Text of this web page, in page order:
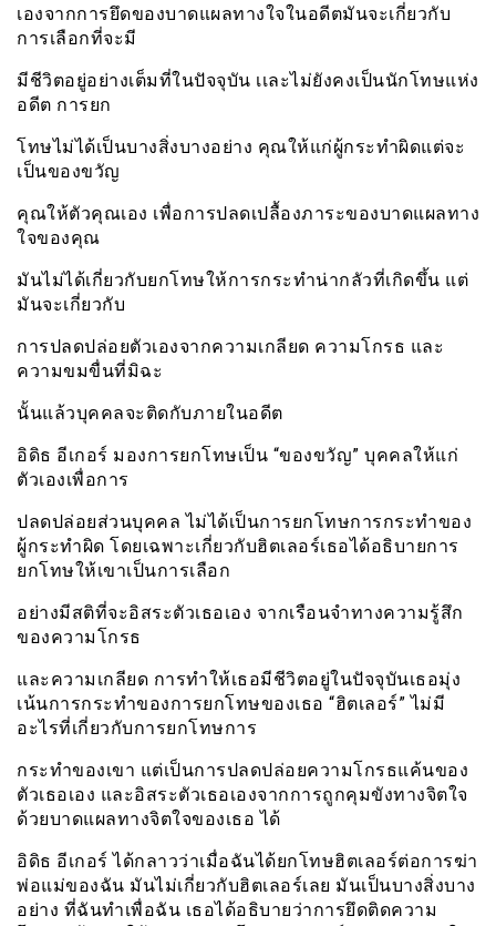
เองจากการยึดของบาดแผลทางใจในอดีตมันจะเกี่ยวกับ
การเลือกที่จะมี
มีชีวิตอยู่อย่างเต็มที่ในปัจจุบัน เเละไม่ยังคงเป็นนักโทษแห่ง
อดีต การยก
โทษไม่ได้เป็นบางสิ่งบางอย่าง คุณให้แก่ผู้กระทำผิดแต่จะ
เป็นของขวัญ
คุณให้ตัวคุณเอง เพื่อการปลดเปลื้องภาระของบาดแผลทาง
ใจของคุณ
มันไม่ได้เกี่ยวกับยกโทษให้การกระทำน่ากลัวที่เกิดขึ้น แต่
มันจะเกี่ยวกับ
การปลดปล่อยตัวเองจากความเกลียด ความโกรธ และ
ความขมขื่นที่มิฉะ
นั้นแล้วบุคคลจะติดกับภายในอดีต
อิดิธ อีเกอร์ มองการยกโทษเป็น “ของขวัญ” บุคคลให้แก่
ตัวเองเพื่อการ
ปลดปล่อยส่วนบุคคล ไม่ได้เป็นการยกโทษการกระทำของ
ผู้กระทำผิด โดยเฉพาะเกี่ยวกับฮิตเลอร์เธอได้อธิบายการ
ยกโทษให้เขาเป็นการเลือก
อย่างมีสติที่จะอิสระตัวเธอเอง จากเรือนจำทางความรู้สึก
ของความโกรธ
และความเกลียด การทำให้เธอมีชีวิตอยู่ในปัจจุบันเธอมุ่ง
เน้นการกระทำของการยกโทษของเธอ “ฮิตเลอร์” ไม่มี
อะไรที่เกี่ยวกับการยกโทษการ
กระทำของเขา แต่เป็นการปลดปล่อยความโกรธแค้นของ
ตัวเธอเอง และอิสระตัวเธอเองจากการถูกคุมขังทางจิตใจ
ด้วยบาดแผลทางจิตใจของเธอ ได้
อิดิธ อีเกอร์ ได้กลาวว่าเมื่อฉันได้ยกโทษฮิตเลอร์ต่อการฆ่า
พ่อแม่ของฉัน มันไม่เกี่ยวกับฮิตเลอร์เลย มันเป็นบางสิ่งบาง
อย่าง ที่ฉันทำเพื่อฉัน เธอได้อธิบายว่าการยึดติดความ